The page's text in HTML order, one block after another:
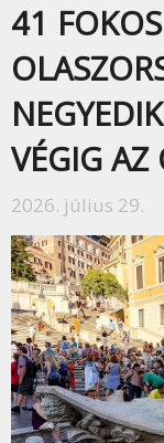
41
VÉGIG AZ
2026. július 29.